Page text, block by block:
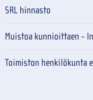
SRL hinnasto
Muistoa kunnioittaen -
Toimiston henkilökunta